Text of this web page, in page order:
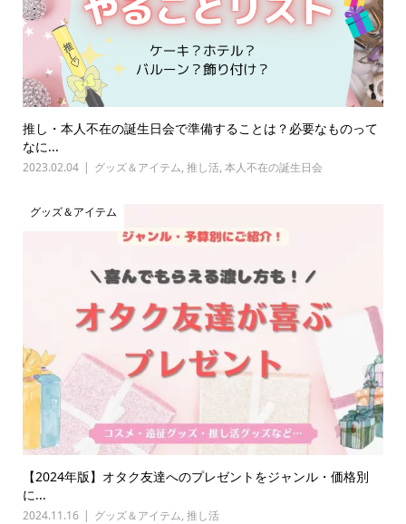
推し・本人不在の誕生日会で準備することは？必要なものって
なに...
2023.02.04 グッズ＆アイテム, 推し活, 本人不在の誕生日会
グッズ＆アイテム
【2024年版】オタク友達へのプレゼントをジャンル・価格別
に...
2024.11.16 グッズ＆アイテム, 推し活